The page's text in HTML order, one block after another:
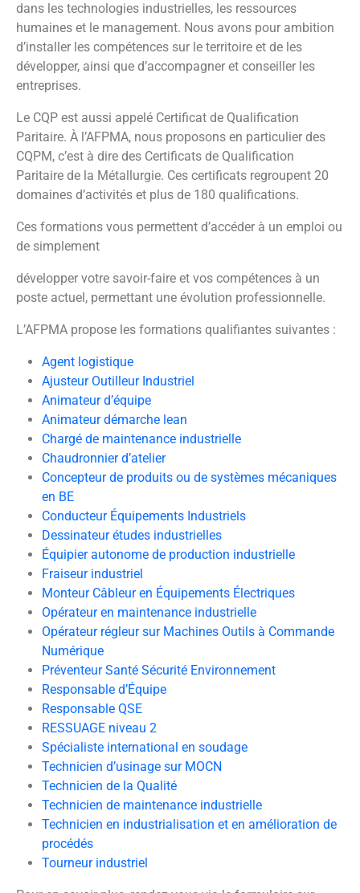
dans les technologies industrielles, les ressources
humaines et le management. Nous avons pour ambition
d’installer les compétences sur le territoire et de les
développer, ainsi que d’accompagner et conseiller les
entreprises.
Le CQP est aussi appelé Certificat de Qualification
Paritaire. À l’AFPMA, nous proposons en particulier des
CQPM, c’est à dire des Certificats de Qualification
Paritaire de la Métallurgie. Ces certificats regroupent 20
domaines d’activités et plus de 180 qualifications.
Ces formations vous permettent d’accéder à un emploi ou
de simplement
développer votre savoir-faire et vos compétences à un
poste actuel, permettant une évolution professionnelle.
L’AFPMA propose les formations qualifiantes suivantes :
Agent logistique
Ajusteur Outilleur Industriel
Animateur d’équipe
Animateur démarche lean
Chargé de maintenance industrielle
Chaudronnier d’atelier
Concepteur de produits ou de systèmes mécaniques
en BE
Conducteur Équipements Industriels
Dessinateur études industrielles
Équipier autonome de production industrielle
Fraiseur industriel
Monteur Câbleur en Équipements Électriques
Opérateur en maintenance industrielle
Opérateur régleur sur Machines Outils à Commande
Numérique
Préventeur Santé Sécurité Environnement
Responsable d’Équipe
Responsable QSE
RESSUAGE niveau 2
Spécialiste international en soudage
Technicien d’usinage sur MOCN
Technicien de la Qualité
Technicien de maintenance industrielle
Technicien en industrialisation et en amélioration de
procédés
Tourneur industriel